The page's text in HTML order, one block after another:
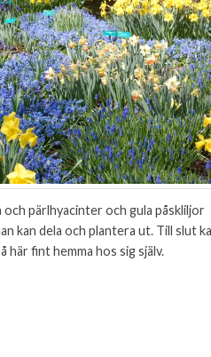
och pärlhyacinter och gula påskliljor
kan dela och plantera ut. Till slut
här fint hemma hos sig själv.